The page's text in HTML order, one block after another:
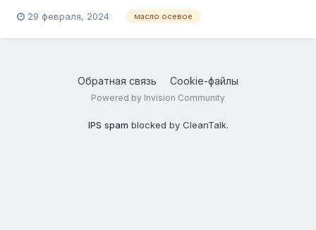
требованиям ТУ 0258-016-63294356-2014. Быстро и удобно
29 февраля, 2024 масло осевое
Обратная связь Cookie-файлы
Powered by Invision Community
IPS spam blocked by CleanTalk.